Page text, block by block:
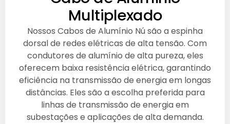
Multiplexado
Nossos Cabos de Alumínio Nú são a espinha
dorsal de redes elétricas de alta tensão. Com
condutores de alumínio de alta pureza, eles
oferecem baixa resistência elétrica, garantindo
eficiência na transmissão de energia em longas
distâncias. Eles são a escolha preferida para
linhas de transmissão de energia em
subestações e aplicações de alta demanda.